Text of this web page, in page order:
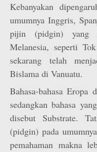
Kebanyakan
umumnya Inggris,
pijin (pidgin) yang
Melanesia, seperti
sekarang telah
Bislama di Vanuatu.
Bahasa-bahasa Eropa
sedangkan bahasa
disebut Substrate.
(pidgin) pada
pemahaman makna